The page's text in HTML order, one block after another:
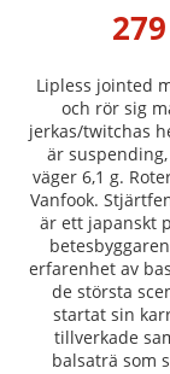
279
Lipless jointed
och rör sig
jerkas/twitchas
är
väger 6,1 g.
Vanfook.
är ett japanskt
erfarenhet av
de största
startat sin
tillverkade
balsaträ som